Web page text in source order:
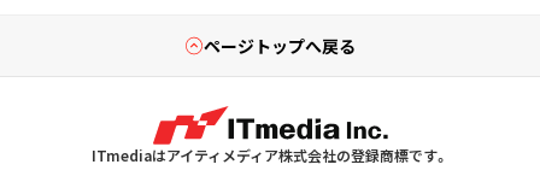
ページトップへ戻る
ITmediaはアイティメディア株式会社の登録商標です。